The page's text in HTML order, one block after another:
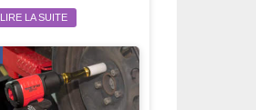
LIRE LA SUITE